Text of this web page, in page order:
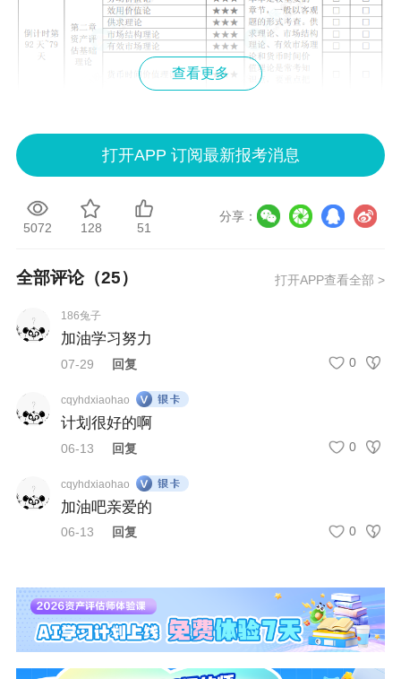
更多推荐：
0元下载！2026年资产评估师思维导图来了！帮
查看更多
打开APP 订阅最新报考消息
5072 128 51
分享：
全部评论（25） 打开APP查看全部 >
186兔子
加油学习努力
07-29 回复 0
cqyhdxiaohao
计划很好的啊
06-13 回复 0
cqyhdxiaohao
加油吧亲爱的
06-13 回复 0